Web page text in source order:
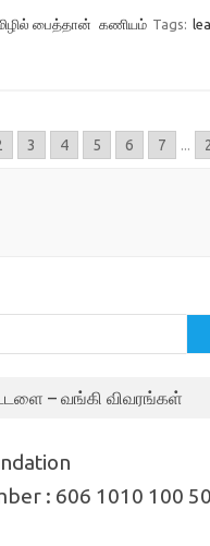
பைத்தான் கணியம் Tags:
3 4 5 6 7 ...
– வங்கி விவரங்கள்
: 606 1010 100